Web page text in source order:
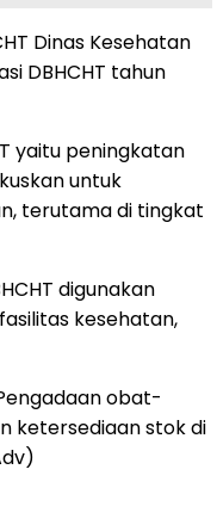
Dinas Kesehatan
DBHCHT tahun
yaitu peningkatan
untuk
terutama di tingkat
digunakan
kesehatan,
obat-
ketersediaan stok di